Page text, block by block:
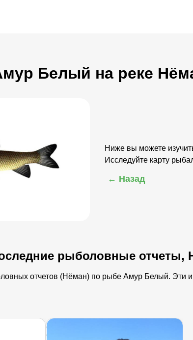
Белый на реке
Ниже вы можете
Исследуйте карту
← Назад
рыболовные отчеты,
отчетов (Нёман) по рыбе Амур Белый. Эти